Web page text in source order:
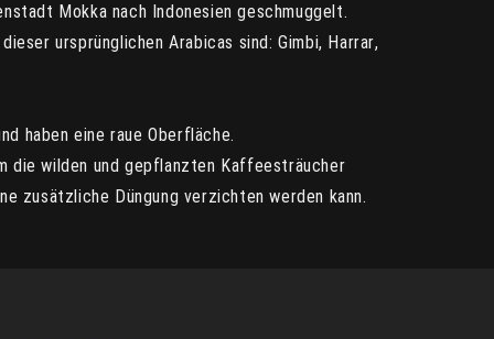
Mokka nach Indonesien geschmuggelt.
ursprünglichen Arabicas sind: Gimbi, Harrar,
haben eine raue Oberfläche.
die wilden und gepflanzten Kaffeesträucher
zusätzliche Düngung verzichten werden kann.